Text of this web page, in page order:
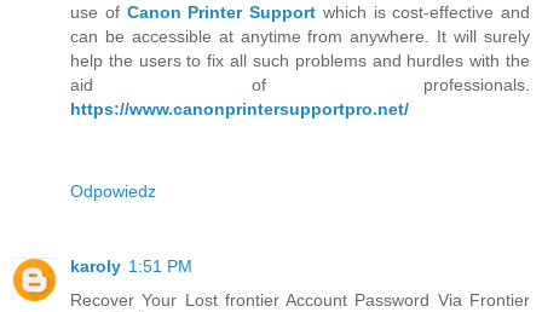
use of Canon Printer Support which is cost-effective and
can be accessible at anytime from anywhere. It will surely
help the users to fix all such problems and hurdles with the
aid of professionals.
https://www.canonprintersupportpro.net/
Odpowiedz
karoly 1:51 PM
Recover Your Lost frontier Account Password Via Frontier